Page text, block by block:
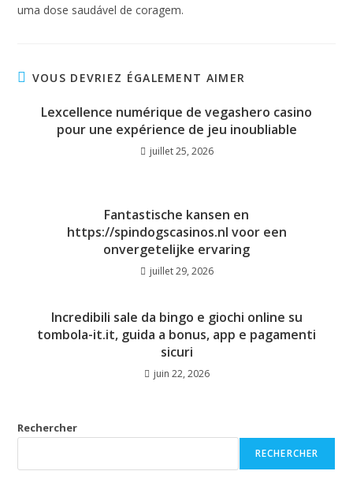
uma dose saudável de coragem.
VOUS DEVRIEZ ÉGALEMENT AIMER
Lexcellence numérique de vegashero casino
pour une expérience de jeu inoubliable
juillet 25, 2026
Fantastische kansen en
https://spindogscasinos.nl voor een
onvergetelijke ervaring
juillet 29, 2026
Incredibili sale da bingo e giochi online su
tombola-it.it, guida a bonus, app e pagamenti
sicuri
juin 22, 2026
Rechercher
RECHERCHER